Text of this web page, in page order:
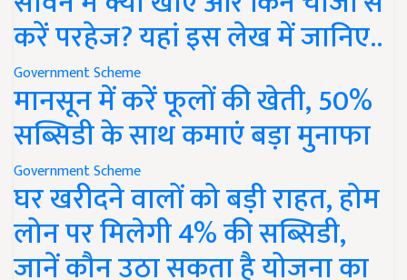
करें परहेज? यहां इस लेख में जानिए..
Government Scheme
मानसून में करें फूलों की खेती, 50%
सब्सिडी के साथ कमाएं बड़ा मुनाफा
Government Scheme
घर खरीदने वालों को बड़ी राहत, होम
लोन पर मिलेगी 4% की सब्सिडी,
जानें कौन उठा सकता है योजना का